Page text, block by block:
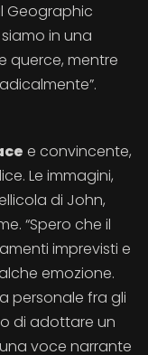
Geographic
in una
querce, mentre
e convincente,
Le immagini,
di John,
“Spero che il
imprevisti e
emozione.
personale fra gli
di adottare un
voce narrante